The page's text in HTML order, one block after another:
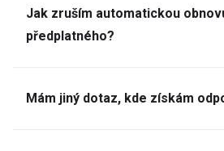
Jak zruším automatickou
předplatného?
Mám jiný dotaz, kde získám